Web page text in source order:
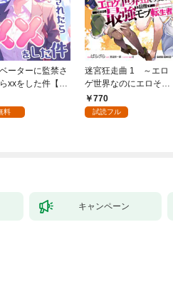
ーターに監禁さ
xxをした件【全
】(1)
料
迷宮狂走曲 1 ～エロ
ゲ世界なのにエロそっ
ちのけでひたすら最強
を目指すモブ転生者～
770
試読フル
キャンペーン